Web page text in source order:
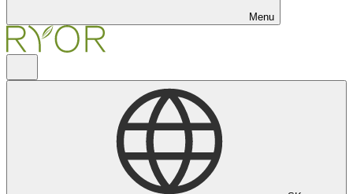
Menu